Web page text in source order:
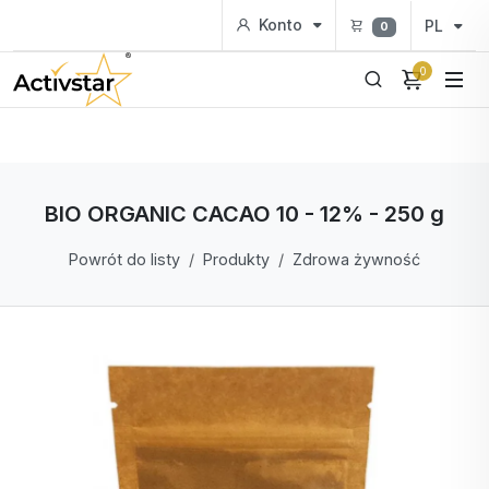
Konto 0 PL
0
BIO ORGANIC CACAO 10 - 12% - 250 g
Powrót do listy Produkty Zdrowa żywność